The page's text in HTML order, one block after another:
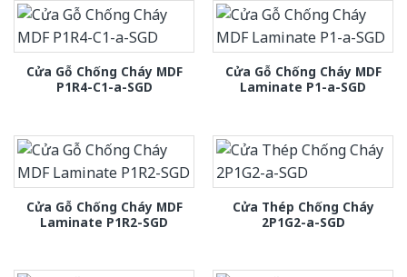
Cửa Gỗ Chống Cháy MDF
P1R4-C1-a-SGD
Cửa Gỗ Chống Cháy MDF
Laminate P1-a-SGD
Cửa Gỗ Chống Cháy MDF
Laminate P1R2-SGD
Cửa Thép Chống Cháy
2P1G2-a-SGD